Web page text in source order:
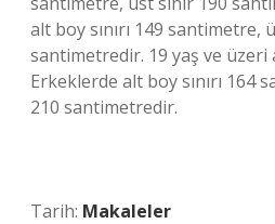
alt boy sınırı 149 santimetre,
santimetredir. 19 yaş ve üzeri
Erkeklerde alt boy sınırı 164
210 santimetredir.
Tarih: Makaleler